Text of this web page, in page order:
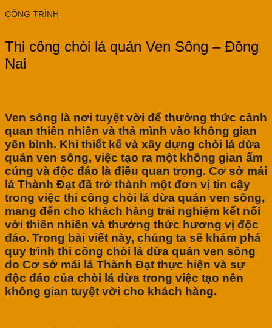
CÔNG TRÌNH
Thi công chòi lá quán Ven Sông – Đồng
Nai
Ven sông là nơi tuyệt vời để thưởng thức cảnh
quan thiên nhiên và thả mình vào không gian
yên bình. Khi thiết kế và xây dựng chòi lá dừa
quán ven sông, việc tạo ra một không gian ấm
cúng và độc đáo là điều quan trọng. Cơ sở mái
lá Thành Đạt đã trở thành một đơn vị tin cậy
trong việc thi công chòi lá dừa quán ven sông,
mang đến cho khách hàng trải nghiệm kết nối
với thiên nhiên và thưởng thức hương vị độc
đáo. Trong bài viết này, chúng ta sẽ khám phá
quy trình thi công chòi lá dừa quán ven sông
do Cơ sở mái lá Thành Đạt thực hiện và sự
độc đáo của chòi lá dừa trong việc tạo nên
không gian tuyệt vời cho khách hàng.